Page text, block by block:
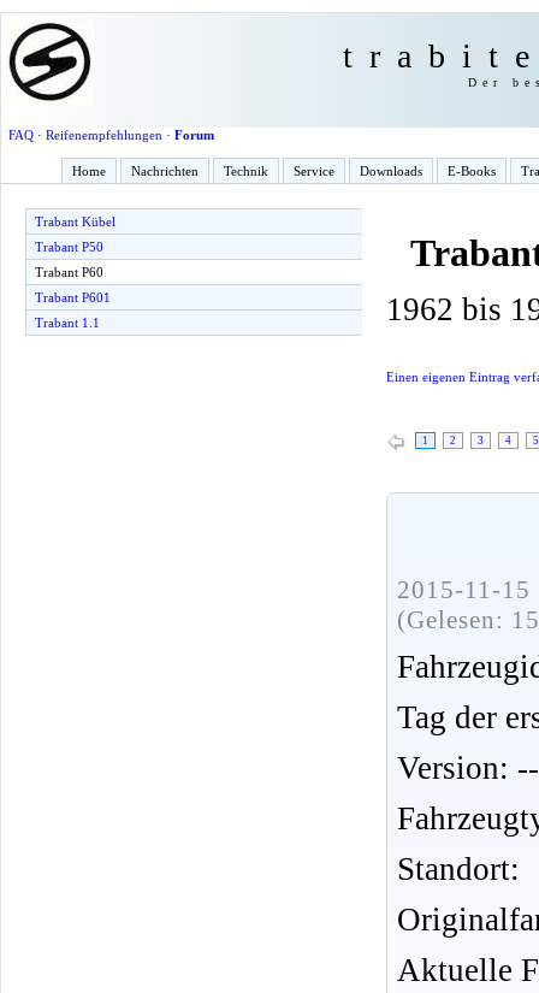
Der
FAQ· Reifenempfehlungen · Forum
Home Nachrichten Technik Service Downloads E-Books
Trabant Kübel
Trabant P50
Trabant P60
Trabant P601
Trabant 1.1
1962 bis
Einen eigenen Eintrag
1 2 3 4 5
2015-11-
(Gelesen:
Tag der
Version:
Standort:
Aktuelle